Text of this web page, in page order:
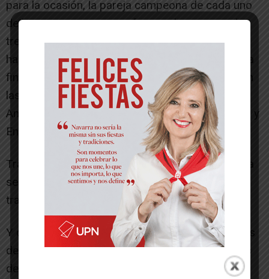
para la ocasión, la pareja campeona de cada uno
de los grupos pasaron a formar dos grupos de
tres parejas cada uno, enfrentándose entre ellas
hasta decidir a los campeones de cada grupo. La
final, entre los primero clasificados, la disputaron
las parejas de Fustiñana Conchita Aguirre y
Angelines Bienzobas contra Mª Carmen Lostado y
Encarna Rico.
Tras una emocionante final Mª Carmen y Encarna
se llevaron la victoria y el trofeo de campeonas,
tras ganar por 9 tantos a 5.
Y después de cuatro horas de partidas y partidas
de petanca, nada mejor que ir a uno de los bares
de la localidad donde se había preparado una